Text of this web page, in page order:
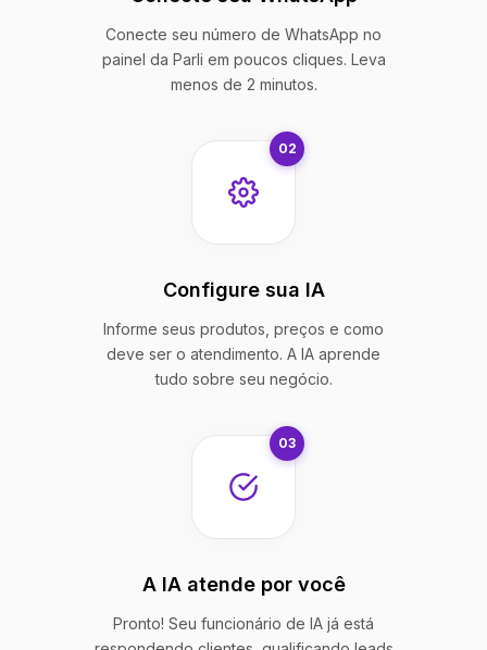
Conecte seu número de WhatsApp no
painel da Parli em poucos cliques. Leva
menos de 2 minutos.
02
Configure sua IA
Informe seus produtos, preços e como
deve ser o atendimento. A IA aprende
tudo sobre seu negócio.
03
A IA atende por você
Pronto! Seu funcionário de IA já está